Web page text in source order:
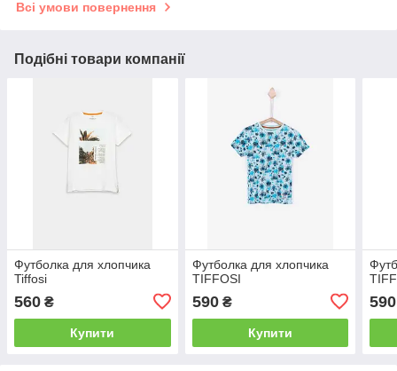
Всі умови повернення
Подібні товари компанії
Футболка для хлопчика
Tiffosi
560 ₴
Купити
Футболка для хлопчика
TIFFOSI
590₴
Купити
590